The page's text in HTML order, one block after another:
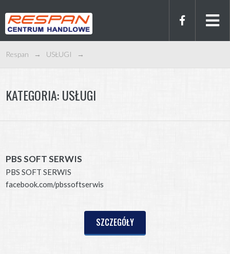
Respan → USŁUGI →
KATEGORIA:USŁUGI
PBS SOFT SERWIS
PBS SOFT SERWIS
facebook.com/pbssoftserwis
SZCZEGÓŁY